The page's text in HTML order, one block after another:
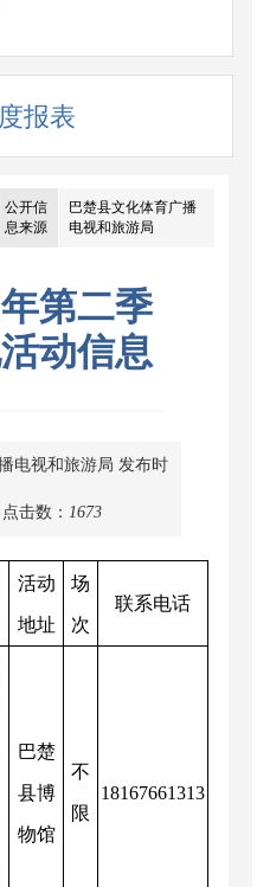
报表
公开信
息来源
巴楚县文化体育广播
电视和旅游局
第二季
动信息
电视和旅游局 发布时
点击数： 1673
活动
地址
场
次
联系电话
巴楚
县博
物馆
不
限
18167661313